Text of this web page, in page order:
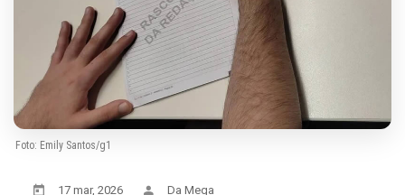
Foto: Emily Santos/g1
17 mar, 2026 Da Mega